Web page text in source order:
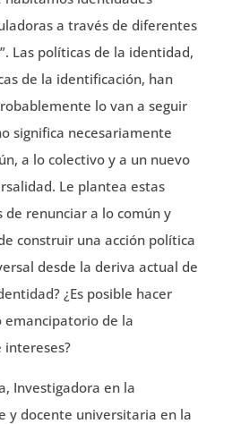
a través de diferentes
Las políticas de la identidad,
de la identificación, han
lo van a seguir
significa necesariamente
a lo colectivo y a un nuevo
Le plantea estas
de renunciar a lo común y
construir una acción política
desde la deriva actual de
¿Es posible hacer
emancipatorio de la
intereses?
Investigadora en la
y docente universitaria en la